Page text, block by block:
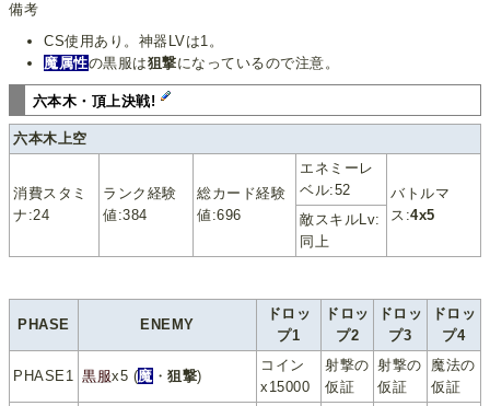
備考
CS使用あり。神器LVは1。
魔属性の黒服は狙撃になっているので注意。
六本木・頂上決戦!
六本木上空
消費スタミ
ナ:24
ランク経験
値:384
総カード経験
値:696
エネミーレ
ベル:52
バトルマ
ス:4x5
敵スキルLv:
同上
PHASE ENEMY
ドロッ
プ1
ドロッ
プ2
ドロッ
プ3
ドロッ
プ4
PHASE1 黒服x5 (魔 ・狙撃)
コイン
x15000
射撃の
仮証
射撃の
仮証
魔法の
仮証